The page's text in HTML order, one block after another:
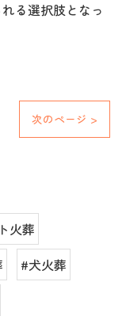
る選択肢となっ
次のページ >
火葬
#犬火葬